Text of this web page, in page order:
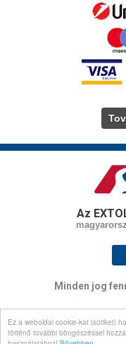
Ez a weboldal cookie-kat (sütiket)
történő további böngészéssel
Az
Minden jog